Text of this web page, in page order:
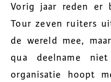
Vorig jaar reden er
Tour zeven ruiters
de wereld mee,
qua deelname
organisatie hoopt